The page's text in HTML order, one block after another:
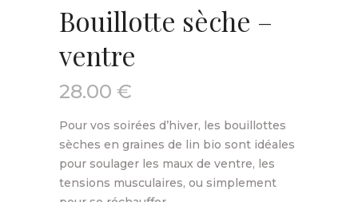
Bouillotte sèche –
ventre
28.00 €
Pour vos soirées d’hiver, les bouillottes
sèches en graines de lin bio sont idéales
pour soulager les maux de ventre, les
tensions musculaires, ou simplement